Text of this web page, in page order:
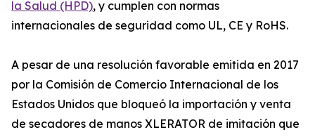
la Salud (HPD), y cumplen con normas
internacionales de seguridad como UL, CE y RoHS.
A pesar de una resolución favorable emitida en 2017
por la Comisión de Comercio Internacional de los
Estados Unidos que bloqueó la importación y venta
de secadores de manos XLERATOR de imitación que